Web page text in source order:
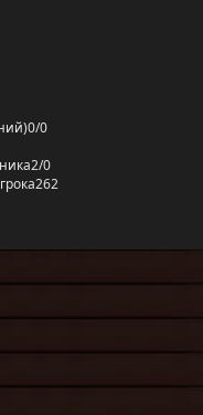
0/0
2/0
262